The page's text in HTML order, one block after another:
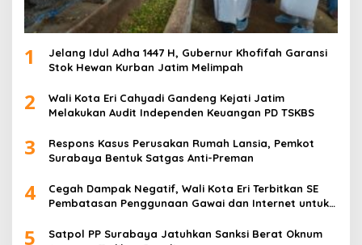
1
Jelang Idul Adha 1447 H, Gubernur Khofifah Garansi
Stok Hewan Kurban Jatim Melimpah
2
Wali Kota Eri Cahyadi Gandeng Kejati Jatim
Melakukan Audit Independen Keuangan PD TSKBS
3
Respons Kasus Perusakan Rumah Lansia, Pemkot
Surabaya Bentuk Satgas Anti-Preman
4
Cegah Dampak Negatif, Wali Kota Eri Terbitkan SE
Pembatasan Penggunaan Gawai dan Internet untuk
5
Satpol PP Surabaya Jatuhkan Sanksi Berat Oknum